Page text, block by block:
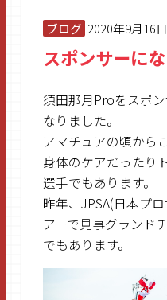
ブログ 2020年9月16日
スポンサーに
須田那月Proをスポ
なりました。
アマチュアの頃から
身体のケアだったり
選手でもあります。
昨年、JPSA(日本プ
アーで見事グランド
でもあります。